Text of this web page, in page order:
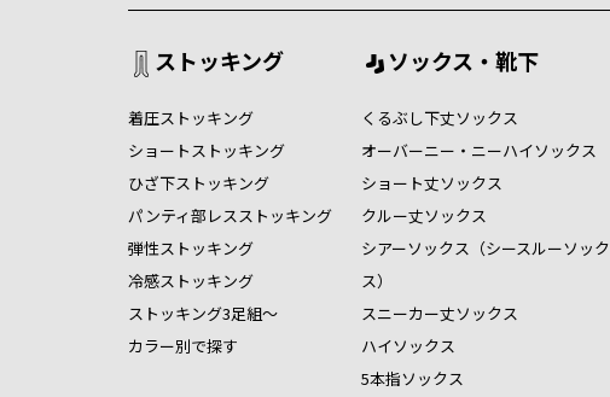
ストッキング
着圧ストッキング
ショートストッキング
ひざ下ストッキング
パンティ部レスストッキング
弾性ストッキング
冷感ストッキング
ストッキング3足組～
カラー別で探す
ソックス・靴下
くるぶし下丈ソックス
オーバーニー・ニーハイソックス
ショート丈ソックス
クルー丈ソックス
シアーソックス（シースルーソック
ス）
スニーカー丈ソックス
ハイソックス
5本指ソックス